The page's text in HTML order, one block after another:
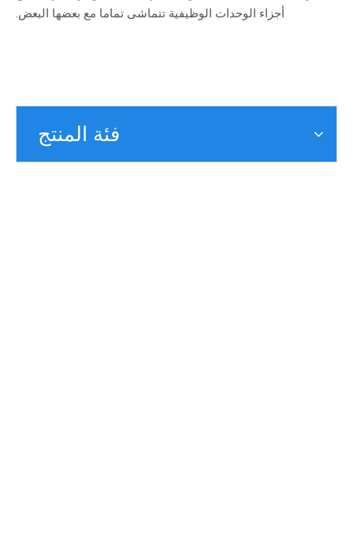
أجزاء الوحدات الوظيفية تتماشى تماما مع بعضها البعض.
فئة المنتج